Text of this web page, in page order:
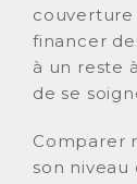
couverture
financer
à un reste
de se
Comparer
son niveau